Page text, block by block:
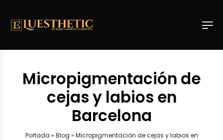
Micropigmentación de
cejas y labios en
Barcelona
Portada » Blog » Micropigmentación de cejas y labios en